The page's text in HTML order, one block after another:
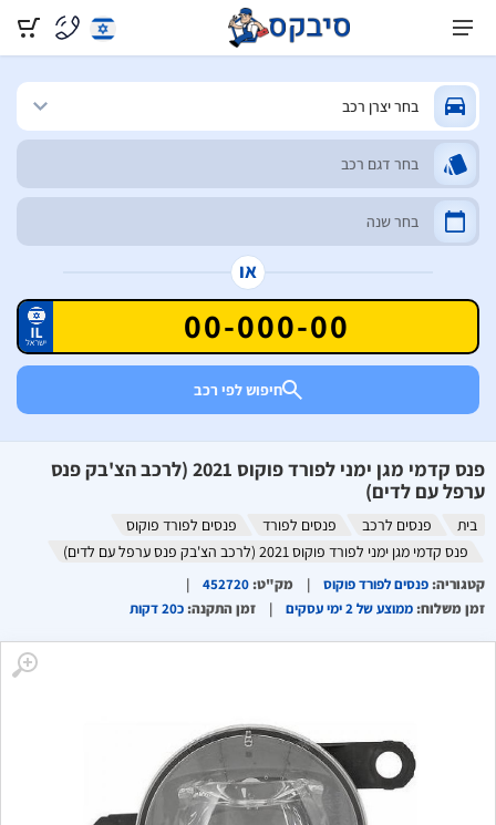
או
חיפוש לפי רכב
פנס קדמי מגן ימני לפורד פוקוס 2021 (לרכב הצ'בק פנס
ערפל עם לדים)
בית פנסים לרכב פנסים לפורד
פנסים לפורד פוקוס
פנס קדמי מגן ימני לפורד פוקוס 2021 (לרכב הצ'בק פנס ערפל עם לדים)
קטגוריה:פנסים לפורד פוקוס מק"ט:
זמן משלוח:ממוצע של 2 ימי עסקים זמן התקנה:כ20 דקות